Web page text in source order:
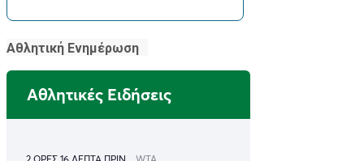
Αθλητική Ενημέρωση